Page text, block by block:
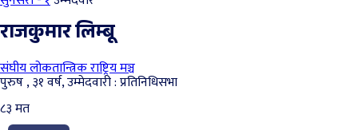
राजकुमार लिम्‍बू
संघीय लोकतान्त्रिक राष्ट्रिय मञ्च
पुरुष , ३१ वर्ष, उम्मेदवारी : प्रतिनिधिसभा
८३मत